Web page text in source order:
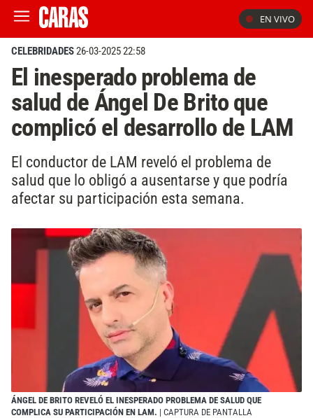
EN VIVO
CELEBRIDADES26-03-2025 22:58
El inesperado problema de
salud de Ángel De Brito que
complicó el desarrollo de LAM
El conductor de LAM reveló el problema de
salud que lo obligó a ausentarse y que podría
afectar su participación esta semana.
ÁNGEL DE BRITO REVELÓ EL INESPERADO PROBLEMA DE SALUD QUE
COMPLICA SU PARTICIPACIÓN EN LAM. | CAPTURA DE PANTALLA